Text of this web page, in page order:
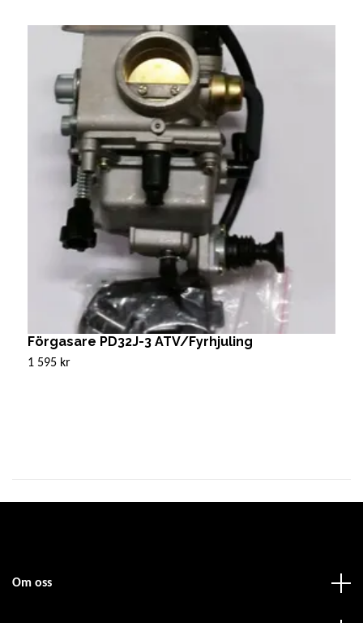
Förgasare PD32J-3 ATV/Fyrhjuling
1 595 kr
Om oss